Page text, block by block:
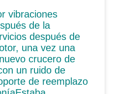
vibraciones
de la
después de
una vez una
crucero de
un ruido de
de reemplazo